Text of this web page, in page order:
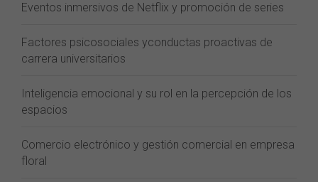
Eventos inmersivos de Netflix y promoción de series
Factores psicosociales yconductas proactivas de
carrera universitarios
Inteligencia emocional y su rol en la percepción de los
espacios
Comercio electrónico y gestión comercial en empresa
floral